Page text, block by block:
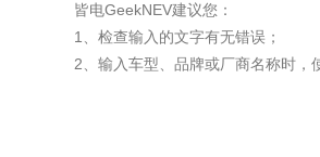
皆电GeekNEV建议您：
1、检查输入的文字有无错误；
2、输入车型、品牌或厂商名称时，